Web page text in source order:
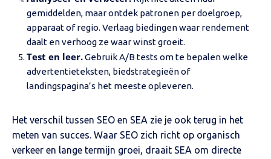
gemiddelden, maar ontdek patronen per doelgroep,
apparaat of regio. Verlaag biedingen waar rendement
daalt en verhoog ze waar winst groeit.
Test en leer.Gebruik A/B tests om te bepalen welke
advertentieteksten, biedstrategieën of
landingspagina’s het meeste opleveren.
Het verschil tussen SEO en SEA zie je ook terug in het
meten van succes. Waar SEO zich richt op organisch
verkeer en lange termijn groei, draait SEA om directe